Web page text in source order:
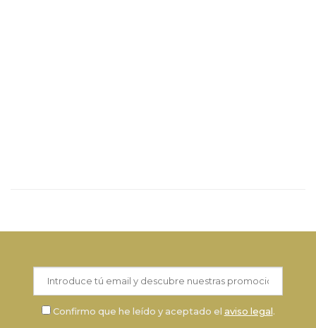
Confirmo que he leído y aceptado el aviso legal.